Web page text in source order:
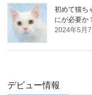
初めて猫ち
にが必要か
2024年5月7
デビュー情報